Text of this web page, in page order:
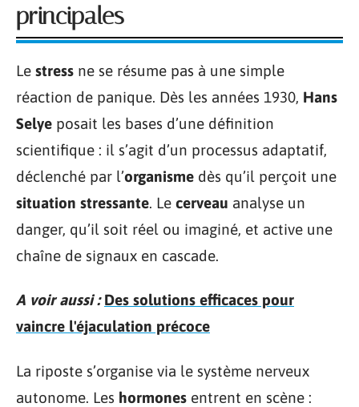
principales
Le stress ne se résume pas à une simple
réaction de panique. Dès les années 1930, Hans
Selye posait les bases d’une définition
scientifique : il s’agit d’un processus adaptatif,
déclenché par l’organisme dès qu’il perçoit une
situation stressante. Le cerveau analyse un
danger, qu’il soit réel ou imaginé, et active une
chaîne de signaux en cascade.
A voir aussi : Des solutions efficaces pour
vaincre l'éjaculation précoce
La riposte s’organise via le système nerveux
autonome. Les hormones entrent en scène :